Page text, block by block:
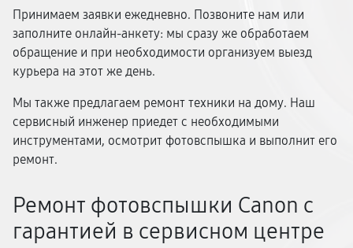
Принимаем заявки ежедневно. Позвоните нам или
заполните онлайн-анкету: мы сразу же обработаем
обращение и при необходимости организуем выезд
курьера на этот же день.
Мы также предлагаем ремонт техники на дому. Наш
сервисный инженер приедет с необходимыми
инструментами, осмотрит фотовспышка и выполнит его
ремонт.
Ремонт фотовспышки Canon с
гарантией в сервисном центре